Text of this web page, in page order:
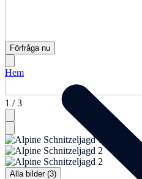
1 / 3
Alla bilder (3)
Förfråga nu
Hem